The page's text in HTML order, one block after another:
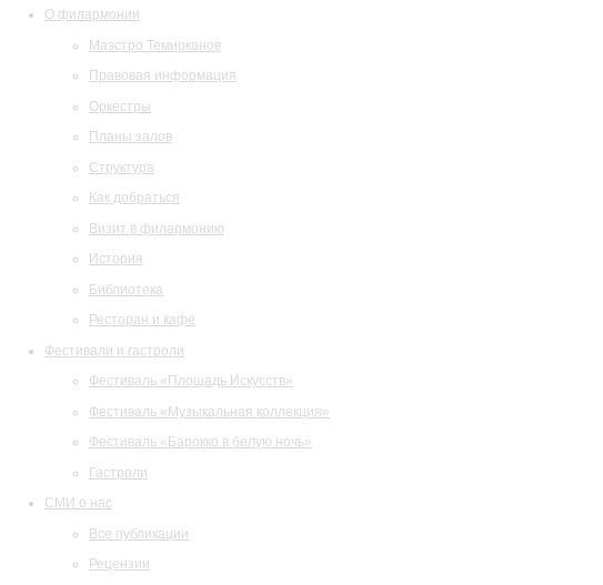
О филармонии
Маэстро Темирканов
Правовая информация
Оркестры
Планы залов
Структура
Как добраться
Визит в филармонию
История
Библиотека
Ресторан и кафе
Фестивали и гастроли
Фестиваль «Площадь Искусств»
Фестиваль «Музыкальная коллекция»
Фестиваль «Барокко в белую ночь»
Гастроли
СМИ о нас
Все публикации
Рецензии